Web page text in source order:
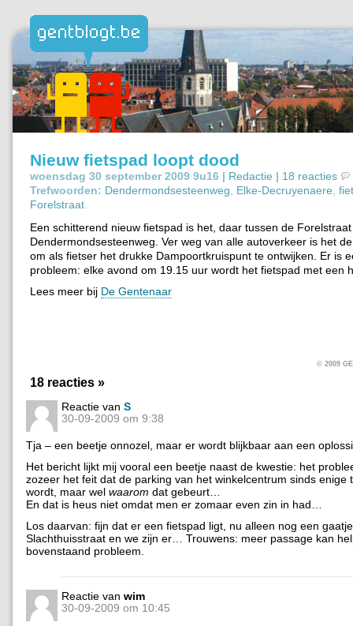
Nieuw fietspad loopt dood
woensdag 30 september 2009 9u16 | Redactie | 18 reacties
Trefwoorden: Dendermondsesteenweg Elke-Decruyenaere
Forelstraat
Een schitterend nieuw fietspad is het, daar tussen de
Dendermondsesteenweg. Ver weg van alle autoverkeer is het
om als fietser het drukke Dampoortkruispunt te ontwijken. Er is
probleem: elke avond om 19.15 uur wordt het fietspad met een
Lees meer bij De Gentenaar
© 2009
18 reacties »
Reactie van S
30-09-2009 om 9:38
Tja – een beetje onnozel, maar er wordt blijkbaar aan een
Het bericht lijkt mij vooral een beetje naast de kwestie: het
zozeer het feit dat de parking van het winkelcentrum sinds enige
wordt, maar wel waarom dat gebeurt…
En dat is heus niet omdat men er zomaar even zin in had…
Los daarvan: fijn dat er een fietspad ligt, nu alleen nog een
Slachthuisstraat en we zijn er… Trouwens: meer passage kan
bovenstaand probleem.
Reactie van wim
30-09-2009 om 10:45